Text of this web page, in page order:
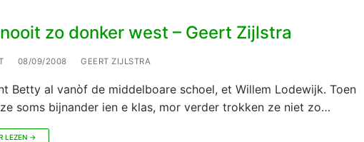
zo donker west – Geert Zijlstra
08/09/2008 GEERT ZIJLSTRA
Betty al vanòf de middelboare schoel, et Willem Lodewijk. Toen
soms bijnander ien e klas, mor verder trokken ze niet zo…
LEZEN →